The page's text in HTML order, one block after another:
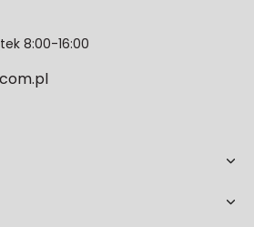
zgody nie wpłynie na
przetwarzania dokonanego przed
8:00-16:00